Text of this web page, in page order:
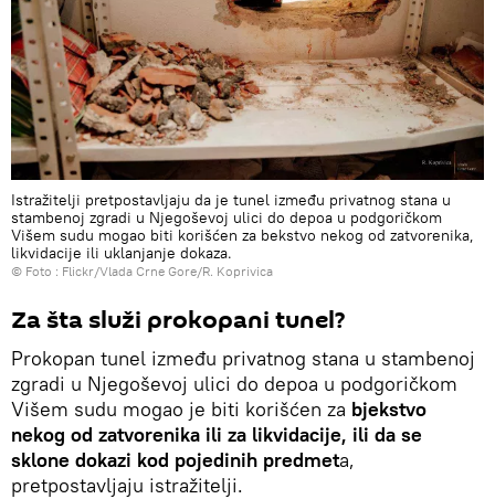
Istražitelji pretpostavljaju da je tunel između privatnog stana u
stambenoj zgradi u Njegoševoj ulici do depoa u podgoričkom
Višem sudu mogao biti korišćen za bekstvo nekog od zatvorenika,
likvidacije ili uklanjanje dokaza.
© Foto : Flickr/Vlada Crne Gore/R. Koprivica
Za šta služi prokopani tunel?
Prokopan tunel između privatnog stana u stambenoj
zgradi u Njegoševoj ulici do depoa u podgoričkom
Višem sudu mogao je biti korišćen za bjekstvo
nekog od zatvorenika ili za likvidacije, ili da se
sklone dokazi kod pojedinih predmeta,
pretpostavljaju istražitelji.